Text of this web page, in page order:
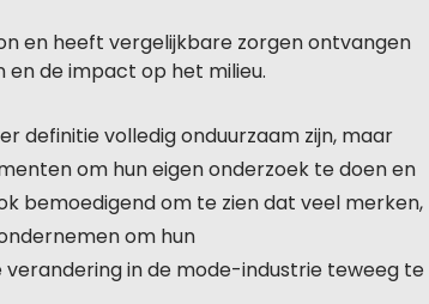
en heeft vergelijkbare zorgen ontvangen
en de impact op het milieu.
definitie volledig onduurzaam zijn, maar
om hun eigen onderzoek te doen en
bemoedigend om te zien dat veel merken,
om hun
in de mode-industrie teweeg te